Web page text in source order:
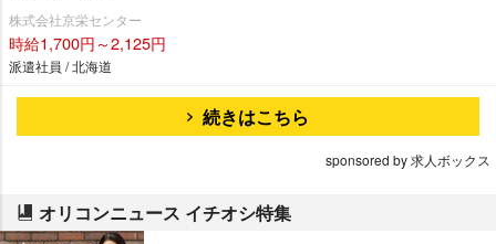
株式会社京栄センター
時給1,700円～2,125円
派遣社員 / 北海道
続きはこちら
sponsored by 求人ボックス
オリコンニュース イチオシ特集